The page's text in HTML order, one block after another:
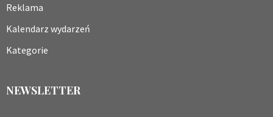
Reklama
Kalendarz wydarzeń
Kategorie
NEWSLETTER